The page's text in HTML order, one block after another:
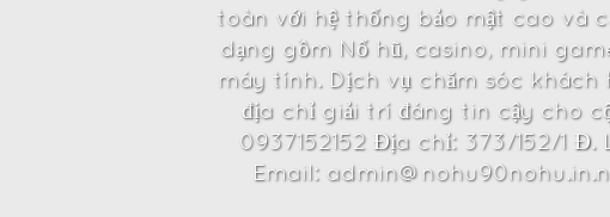
toàn với hệ thống bảo mật cao và
dạng gồm Nổ hũ, casino, mini
máy tính. Dịch vụ chăm sóc
địa chỉ giải trí đáng tin cậy cho
0937152152 Địa chỉ: 373/152/1
Email: